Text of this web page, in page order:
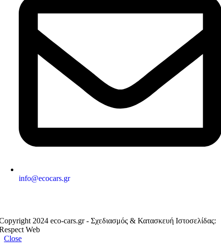
info@ecocars.gr
2024 eco-cars.gr - Σχεδιασμός & Κατασκευή Ιστοσελίδας:
Web
Close